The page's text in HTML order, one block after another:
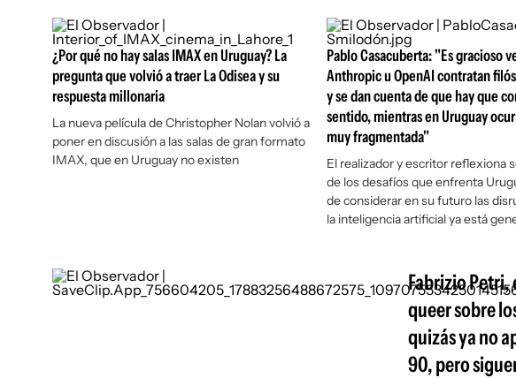
¿Por qué no hay salas IMAX en Uruguay? La
pregunta que volvió a traer La Odisea y su
respuesta millonaria
La nueva película de Christopher Nolan volvió a
poner en discusión a las salas de gran formato
IMAX, que en Uruguay no existen
Pablo Casacuberta: "Es gracioso
Anthropic u OpenAI contratan
y se dan cuenta de que hay que
sentido, mientras en Uruguay
muy fragmentada"
El realizador y escritor reflexiona
de los desafíos que enfrenta
de considerar en su futuro las
la inteligencia artificial ya está
Fabrizio Petri,
queer sobre
quizás ya no
90, pero